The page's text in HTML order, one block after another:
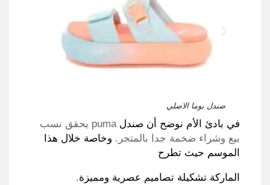
صندل بوما الاصلي
في بادئ الأم نوضح أن صندلpuma يحقق نسب
بيع وشراء ضخمة جدا بالمتجر . وخاصة خلال هذا
الموسم حيث تطرح
الماركة تشكيلة تصاميم عصرية ومميزة.